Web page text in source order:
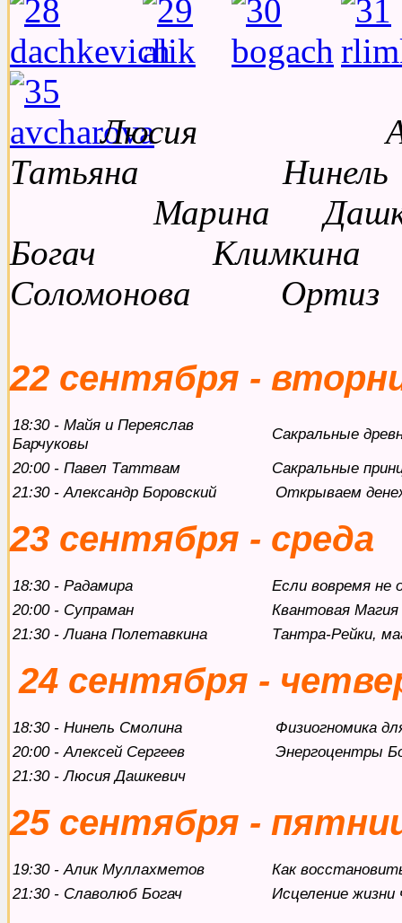
Люсия
Татьяна
Марина
Богач Климкина
Соломонова Ортиз
22 сентября -
18:30 - Майя и Переяслав
Барчуковы
Сакральные
20:00 - Павел Таттвам
Сакральные
21:30 - Александр Боровский
Открываем
23 сентября - среда
18:30 - Радамира
Если вовремя не
20:00 - Супраман
Квантовая
21:30 - Лиана Полетавкина
Тантра-Рейки,
24 сентября -
18:30 - Нинель Смолина
Физиогномика
20:00 - Алексей Сергеев
Энергоцентры
21:30 - Люсия Дашкевич
25 сентября -
19:30 - Алик Муллахметов
Как
21:30 - Славолюб Богач
Исцеление жизни